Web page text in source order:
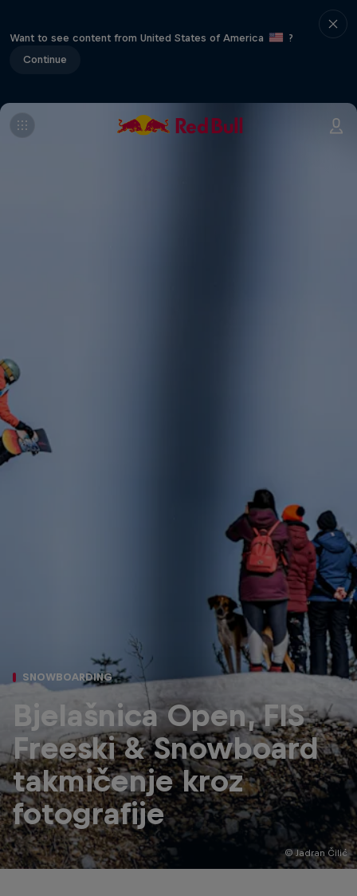
Want to see content from United States of America
?
Continue
© Jadran Čilić
SNOWBOARDING
Bjelašnica Open, FIS
Freeski & Snowboard
takmičenje kroz
fotografije